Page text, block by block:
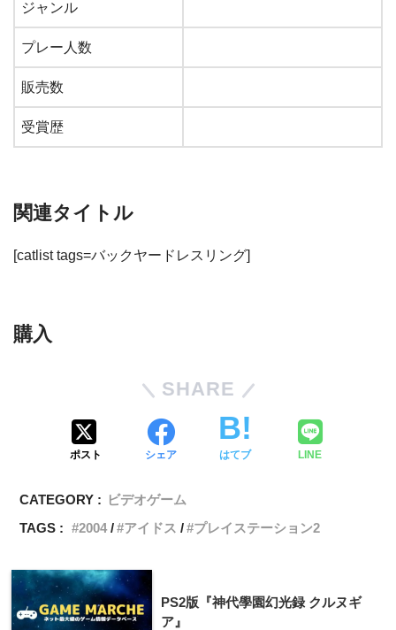
ジャンル
プレー人数
販売数
受賞歴
関連タイトル
[catlist tags=バックヤードレスリング]
購入
SHARE
ポスト シェア はてブ LINE
CATEGORY : ビデオゲーム
TAGS :
2004 アイドス プレイステーション2
PS2版『神代學園幻光録 クルヌギ
ア』